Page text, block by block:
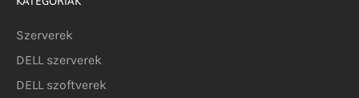
Szerverek
DELL szerverek
DELL szoftverek